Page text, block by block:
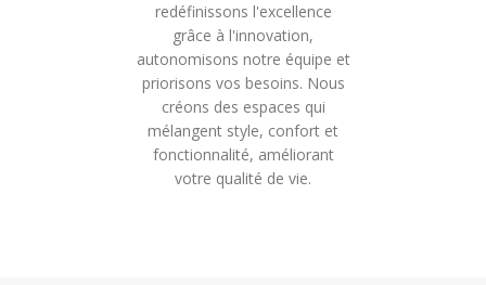
redéfinissons l'excellence
grâce à l'innovation,
autonomisons notre équipe et
priorisons vos besoins. Nous
créons des espaces qui
mélangent style, confort et
fonctionnalité, améliorant
votre qualité de vie.